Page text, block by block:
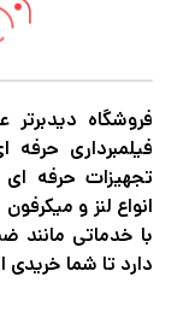
اگر در
فعالیت
های حرفه ای
فیلمبرداری
باکیفیت و
اگر
فروشگاه دیدبرتر
فیلمبرداری
تجهیزات حرفه ای
انواع لنز و
با خدماتی مانند
دارد تا شما خریدی